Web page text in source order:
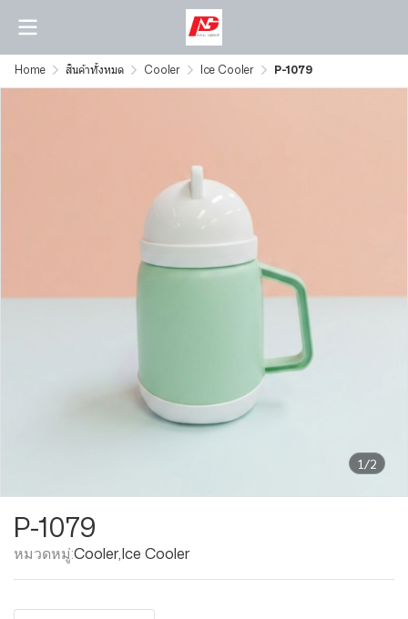
Home สินค้าทั้งหมด Cooler Ice Cooler P-1079
1/2
P-1079
หมวดหมู่:Cooler,Ice Cooler